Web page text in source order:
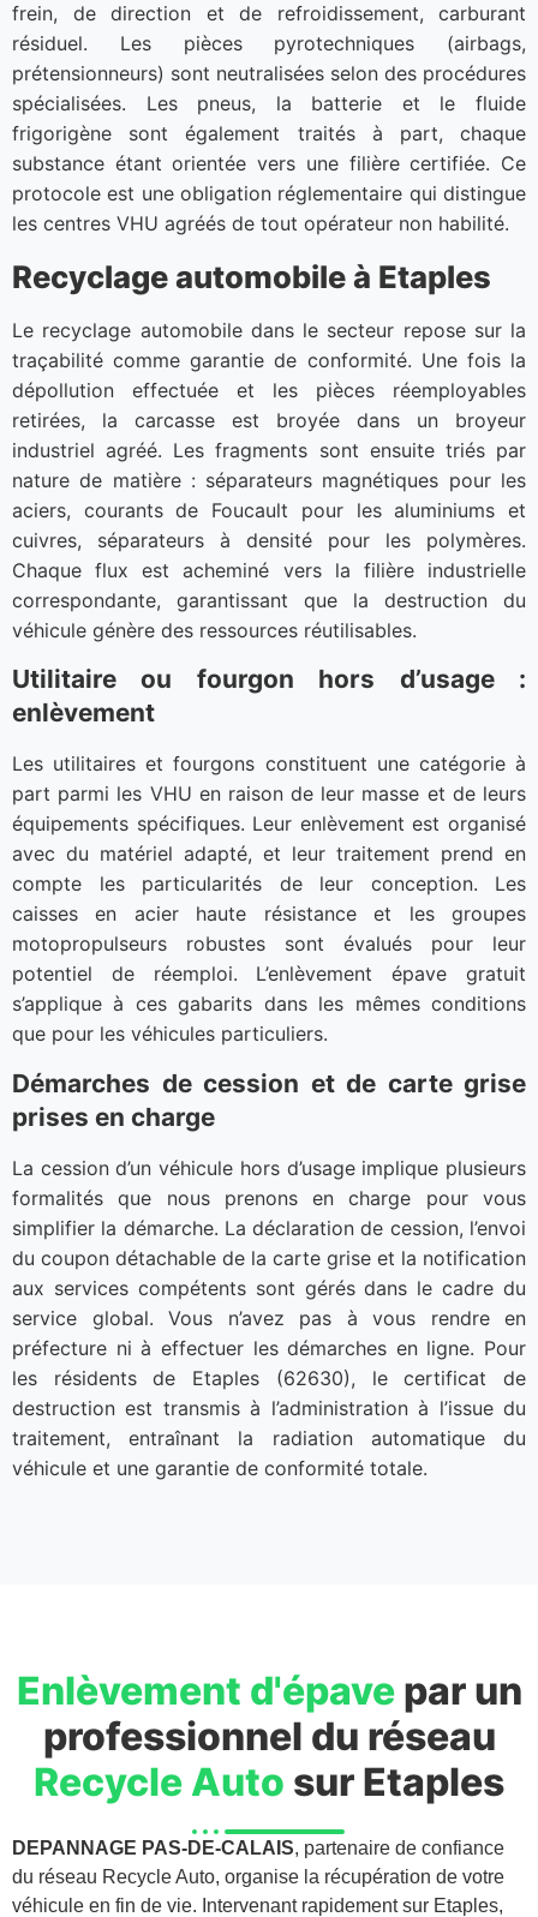
frein, de direction et de refroidissement, carburant
résiduel. Les pièces pyrotechniques (airbags,
prétensionneurs) sont neutralisées selon des procédures
spécialisées. Les pneus, la batterie et le fluide
frigorigène sont également traités à part, chaque
substance étant orientée vers une filière certifiée. Ce
protocole est une obligation réglementaire qui distingue
les centres VHU agréés de tout opérateur non habilité.
Recyclage automobile à Etaples
Le recyclage automobile dans le secteur repose sur la
traçabilité comme garantie de conformité. Une fois la
dépollution effectuée et les pièces réemployables
retirées, la carcasse est broyée dans un broyeur
industriel agréé. Les fragments sont ensuite triés par
nature de matière : séparateurs magnétiques pour les
aciers, courants de Foucault pour les aluminiums et
cuivres, séparateurs à densité pour les polymères.
Chaque flux est acheminé vers la filière industrielle
correspondante, garantissant que la destruction du
véhicule génère des ressources réutilisables.
Utilitaire ou fourgon hors d’usage :
enlèvement
Les utilitaires et fourgons constituent une catégorie à
part parmi les VHU en raison de leur masse et de leurs
équipements spécifiques. Leur enlèvement est organisé
avec du matériel adapté, et leur traitement prend en
compte les particularités de leur conception. Les
caisses en acier haute résistance et les groupes
motopropulseurs robustes sont évalués pour leur
potentiel de réemploi. L’enlèvement épave gratuit
s’applique à ces gabarits dans les mêmes conditions
que pour les véhicules particuliers.
Démarches de cession et de carte grise
prises en charge
La cession d’un véhicule hors d’usage implique plusieurs
formalités que nous prenons en charge pour vous
simplifier la démarche. La déclaration de cession, l’envoi
du coupon détachable de la carte grise et la notification
aux services compétents sont gérés dans le cadre du
service global. Vous n’avez pas à vous rendre en
préfecture ni à effectuer les démarches en ligne. Pour
les résidents de Etaples (62630), le certificat de
destruction est transmis à l’administration à l’issue du
traitement, entraînant la radiation automatique du
véhicule et une garantie de conformité totale.
Enlèvement d'épavepar un
professionnel du réseau
Recycle Auto sur Etaples
DEPANNAGE PAS-DE-CALAIS, partenaire de confiance
du réseau Recycle Auto, organise la récupération de votre
véhicule en fin de vie. Intervenant rapidement sur Etaples,